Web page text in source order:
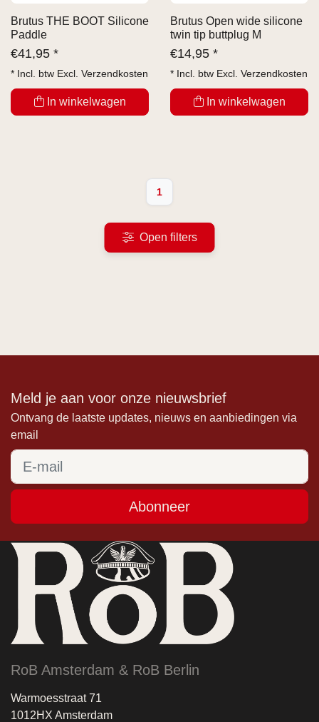
Brutus THE BOOT Silicone
Paddle
€41,95 *
* Incl. btw Excl. Verzendkosten
In winkelwagen
Brutus Open wide silicone
twin tip buttplug M
€14,95 *
* Incl. btw Excl. Verzendkosten
In winkelwagen
1
Open filters
Meld je aan voor onze nieuwsbrief
Ontvang de laatste updates, nieuws en aanbiedingen via
email
Abonneer
RoB Amsterdam & RoB Berlin
Warmoesstraat 71
1012HX Amsterdam